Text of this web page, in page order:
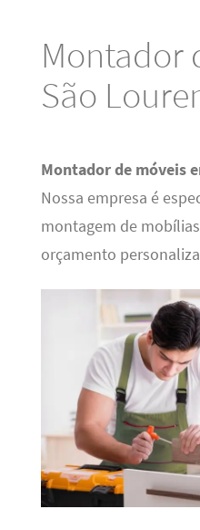
Montador
São
Montador de móveis
Nossa empresa é
montagem de
orçamento